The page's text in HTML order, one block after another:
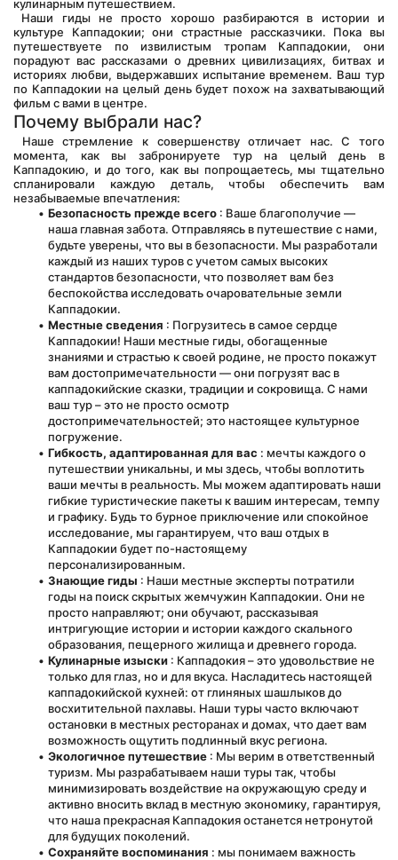
кулинарным путешествием.
культуре Каппадокии; они страстные рассказчики. Пока вы
путешествуете по извилистым тропам Каппадокии, они
порадуют вас рассказами о древних цивилизациях, битвах и
историях любви, выдержавших испытание временем. Ваш тур
по Каппадокии на целый день будет похож на захватывающий
фильм с вами в центре.
Почему выбрали нас?
момента, как вы забронируете тур на целый день в
Каппадокию, и до того, как вы попрощаетесь, мы тщательно
спланировали каждую деталь, чтобы обеспечить вам
незабываемые впечатления:
Безопасность прежде всего : Ваше благополучие —
наша главная забота. Отправляясь в путешествие с нами,
будьте уверены, что вы в безопасности. Мы разработали
каждый из наших туров с учетом самых высоких
стандартов безопасности, что позволяет вам без
беспокойства исследовать очаровательные земли
Каппадокии.
Местные сведения : Погрузитесь в самое сердце
Каппадокии! Наши местные гиды, обогащенные
знаниями и страстью к своей родине, не просто покажут
вам достопримечательности — они погрузят вас в
каппадокийские сказки, традиции и сокровища. С нами
ваш тур – это не просто осмотр
достопримечательностей; это настоящее культурное
погружение.
Гибкость, адаптированная для вас : мечты каждого о
путешествии уникальны, и мы здесь, чтобы воплотить
ваши мечты в реальность. Мы можем адаптировать наши
гибкие туристические пакеты к вашим интересам, темпу
и графику. Будь то бурное приключение или спокойное
исследование, мы гарантируем, что ваш отдых в
Каппадокии будет по-настоящему
персонализированным.
Знающие гиды : Наши местные эксперты потратили
годы на поиск скрытых жемчужин Каппадокии. Они не
просто направляют; они обучают, рассказывая
интригующие истории и истории каждого скального
образования, пещерного жилища и древнего города.
Кулинарные изыски : Каппадокия – это удовольствие не
только для глаз, но и для вкуса. Насладитесь настоящей
каппадокийской кухней: от глиняных шашлыков до
восхитительной пахлавы. Наши туры часто включают
остановки в местных ресторанах и домах, что дает вам
возможность ощутить подлинный вкус региона.
Экологичное путешествие : Мы верим в ответственный
туризм. Мы разрабатываем наши туры так, чтобы
минимизировать воздействие на окружающую среду и
активно вносить вклад в местную экономику, гарантируя,
что наша прекрасная Каппадокия останется нетронутой
для будущих поколений.
Сохраняйте воспоминания : мы понимаем важность